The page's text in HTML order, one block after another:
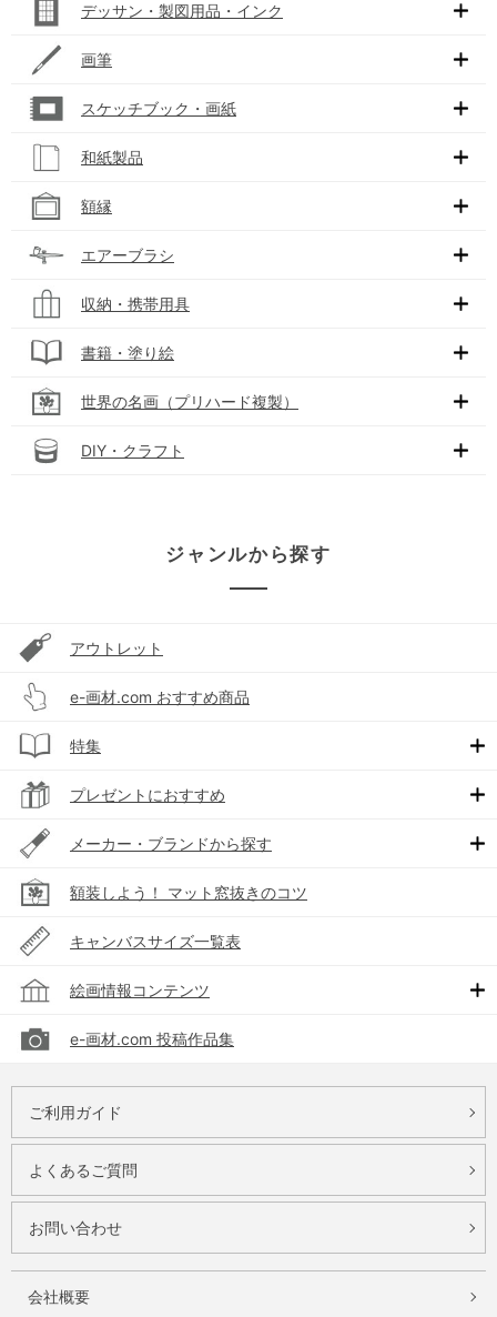
デッサン・製図用品・インク
画筆
スケッチブック・画紙
和紙製品
額縁
エアーブラシ
収納・携帯用具
書籍・塗り絵
世界の名画（プリハード複製）
DIY・クラフト
ジャンルから探す
アウトレット
e-画材.com おすすめ商品
特集
プレゼントにおすすめ
メーカー・ブランドから探す
額装しよう！ マット窓抜きのコツ
キャンバスサイズ一覧表
絵画情報コンテンツ
e-画材.com 投稿作品集
ご利用ガイド
よくあるご質問
お問い合わせ
会社概要